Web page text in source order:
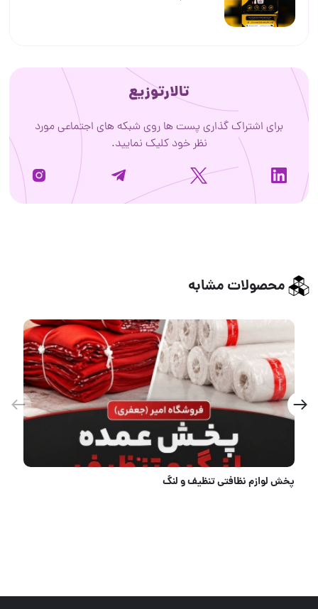
تالارتوزیع
برای اشتراک گذاری پست ها روی شبکه های اجتماعی مورد
نظر خود کلیک نمایید.
محصولات مشابه
چکش،تبر،تیشه (طرح ایران پتک)